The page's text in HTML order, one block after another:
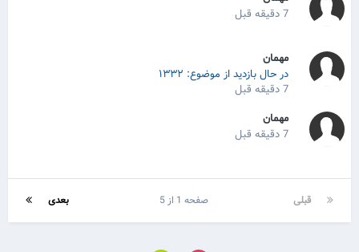
7 دقیقه قبل
مهمان
در حال بازدید از موضوع: ۱۳۳۲
7 دقیقه قبل
مهمان
7 دقیقه قبل
قبلی بعدی صفحه 1 از 5